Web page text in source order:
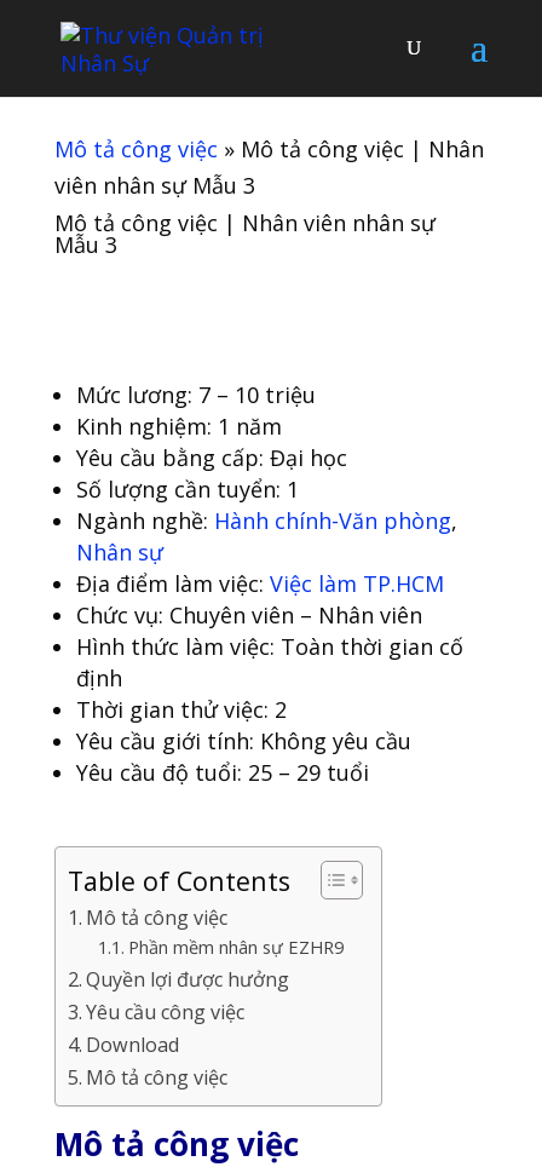
Mô tả công việc » Mô tả công việc | Nhân
viên nhân sự Mẫu 3
Mô tả công việc | Nhân viên nhân sự
Mẫu 3
Mức lương: 7 – 10 triệu
Kinh nghiệm: 1 năm
Yêu cầu bằng cấp: Đại học
Số lượng cần tuyển: 1
Ngành nghề: Hành chính-Văn phòng,
Nhân sự
Địa điểm làm việc: Việc làm TP.HCM
Chức vụ: Chuyên viên – Nhân viên
Hình thức làm việc: Toàn thời gian cố
định
Thời gian thử việc: 2
Yêu cầu giới tính: Không yêu cầu
Yêu cầu độ tuổi: 25 – 29 tuổi
Table of Contents
Mô tả công việc
Phần mềm nhân sự EZHR9
Quyền lợi được hưởng
Yêu cầu công việc
Download
Mô tả công việc
Mô tả công việc